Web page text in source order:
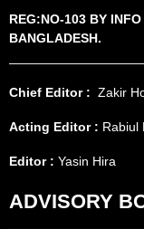
REG:NO-103 BY
BANGLADESH.
Chief Editor : Zakir
Acting Editor : Rabiul
Editor : Yasin Hira
ADVISORY